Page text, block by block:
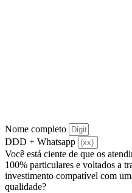
Nome completo
DDD + Whatsapp
Você está ciente de que os
100% particulares e voltados a
investimento compatível com
qualidade?